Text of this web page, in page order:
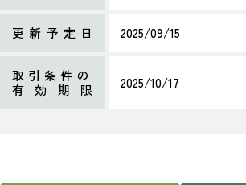
更新予定日 2025/09/15
取引条件の
有効期限
2025/10/17